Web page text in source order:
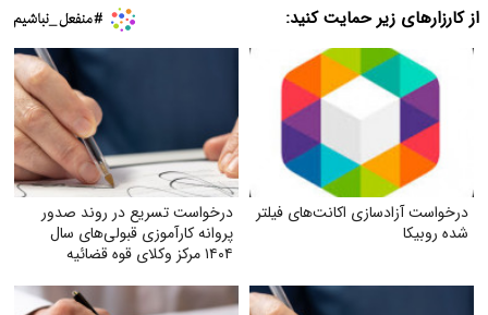
از کارزارهای زیر حمایت کنید:
درخواست آزادسازی اکانت‌های فیلتر
شده روبیکا
درخواست تسریع در روند صدور
پروانه کارآموزی قبولی‌های سال
۱۴۰۴ مرکز وکلای قوه‌ قضائیه